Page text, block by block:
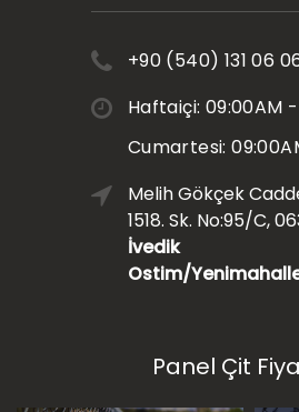
+90 (540) 131 06
Haftaiçi: 09:00AM
Cumartesi:
Melih Gökçek
1518. Sk. No:95/C,
İvedik
Ostim/
Panel Çit